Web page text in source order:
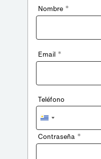
Nombre *
Email *
Teléfono
Uruguay
+598
Contraseña *